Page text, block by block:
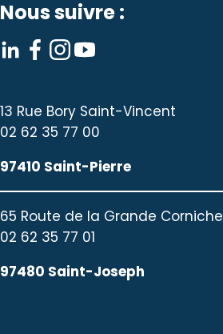
Nous suivre :
13 Rue Bory Saint-Vincent
02 62 35 77 00
97410 Saint-Pierre
65 Route de la Grande Corniche
02 62 35 77 01
97480 Saint-Joseph